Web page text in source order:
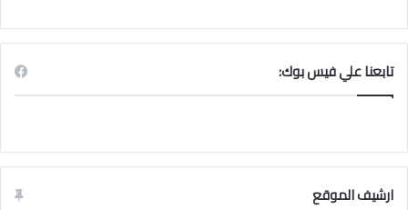
تابعنا علي فيس بوك:
ارشيف الموقع